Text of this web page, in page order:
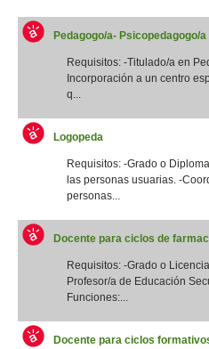
Pedagogo/a- Psicopedagogo/a
Requisitos: -Titulado/a en
Incorporación a un centro
q...
Logopeda
Requisitos: -Grado o
las personas usuarias. -
personas...
Docente para ciclos de
Requisitos: -Grado o
Profesor/a de Educación
Funciones:...
Docente para ciclos